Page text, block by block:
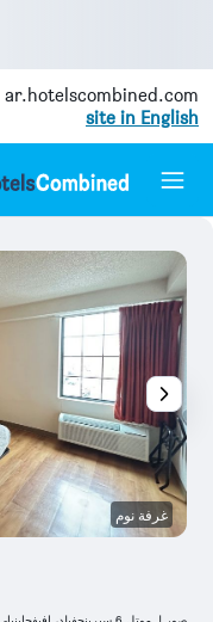
ar.hotelscombined.com
site in English
غرفة نوم